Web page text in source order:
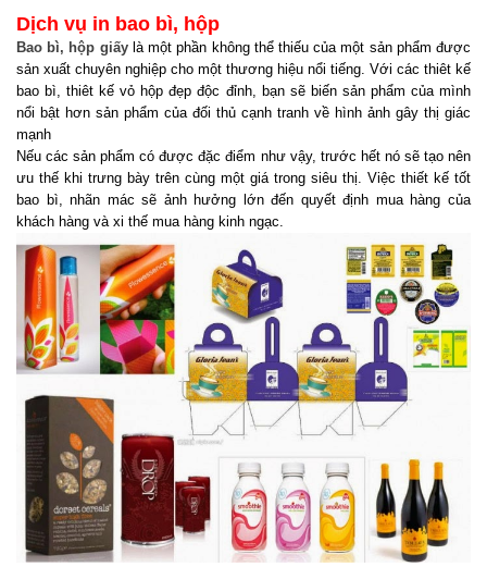
Dịch vụ in bao bì, hộp
Bao bì, hộp giấylà một phần không thể thiếu của một sản phẩm được
sản xuất chuyên nghiệp cho một thương hiệu nổi tiếng. Với các thiêt kế
bao bì, thiêt kế vỏ hộp đẹp độc đỉnh, bạn sẽ biến sản phẩm của mình
nổi bật hơn sản phẩm của đối thủ cạnh tranh về hình ảnh gây thị giác
mạnh
Nếu các sản phẩm có được đặc điểm như vậy, trước hết nó sẽ tạo nên
ưu thế khi trưng bày trên cùng một giá trong siêu thị. Việc thiết kế tốt
bao bì, nhãn mác sẽ ảnh hưởng lớn đến quyết định mua hàng của
khách hàng và xi thế mua hàng kinh ngạc.